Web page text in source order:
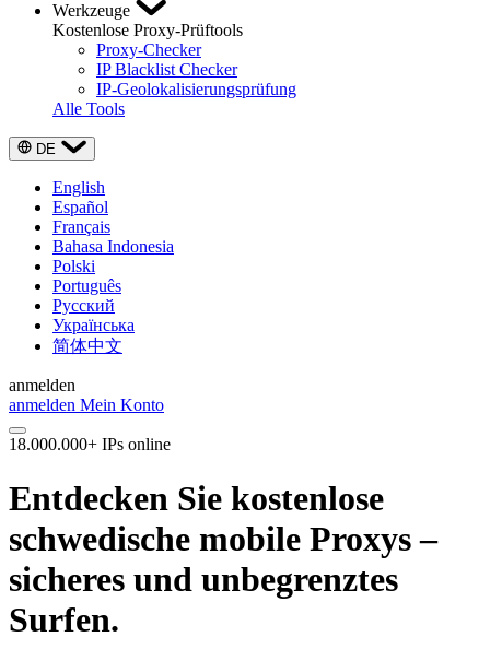
Werkzeuge
Kostenlose Proxy-Prüftools
Proxy-Checker
IP Blacklist Checker
IP-Geolokalisierungsprüfung
Alle Tools
DE
English
Español
Français
Bahasa Indonesia
Polski
Português
Русский
Українська
简体中文
anmelden
anmelden Mein Konto
18.000.000+ IPs online
Entdecken Sie kostenlose
schwedische mobile Proxys –
sicheres und unbegrenztes
Surfen.